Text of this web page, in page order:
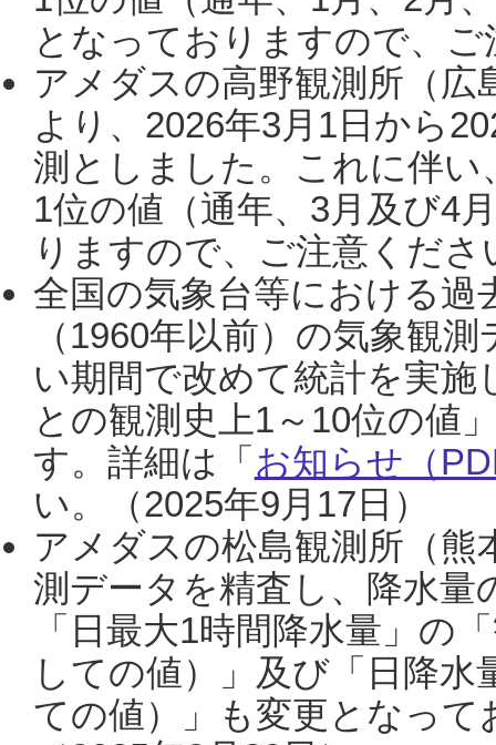
となっておりますので、
アメダスの高野観測所（
より、2026年3月1日から
測としました。これに伴い
1位の値（通年、3月及び4
りますので、ご注意くだ
全国の気象台等における過
（1960年以前）の気象観
い期間で改めて統計を実
との観測史上1～10位の値
す。詳細は「 お知らせ（
い。（2025年9月17日）
アメダスの松島観測所（熊
測データを精査し、降水
「日最大1時間降水量」の
しての値）」及び「日降
ての値）」も変更となっ